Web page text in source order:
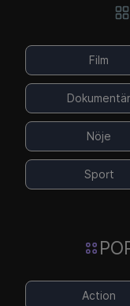
Film
Dokumentär
Nöje
Sport
Action